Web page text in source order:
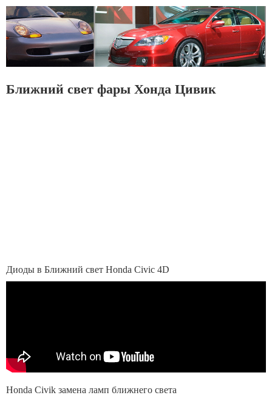
Ближний свет фары Хонда Цивик
Диоды в Ближний свет Honda Civic 4D
Honda Civik замена ламп ближнего света